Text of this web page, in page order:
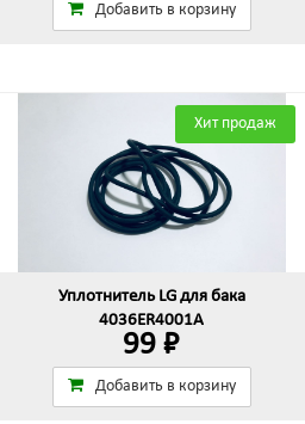
Добавить в корзину
Хит продаж
Уплотнитель LG для бака
4036ER4001A
99 ₽
Добавить в корзину